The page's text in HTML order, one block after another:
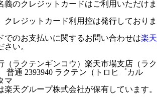
のクレジットカードはご利用いただけま
レジットカード利用控は発行しておりま
のお支払いに関するお問い合わせは楽天
さい。
（ラクテンギンコウ）楽天市場支店（ラク
普通 2393940 ラクテン（トロヒ゜カル
マ
天グループ株式会社が保有しています。